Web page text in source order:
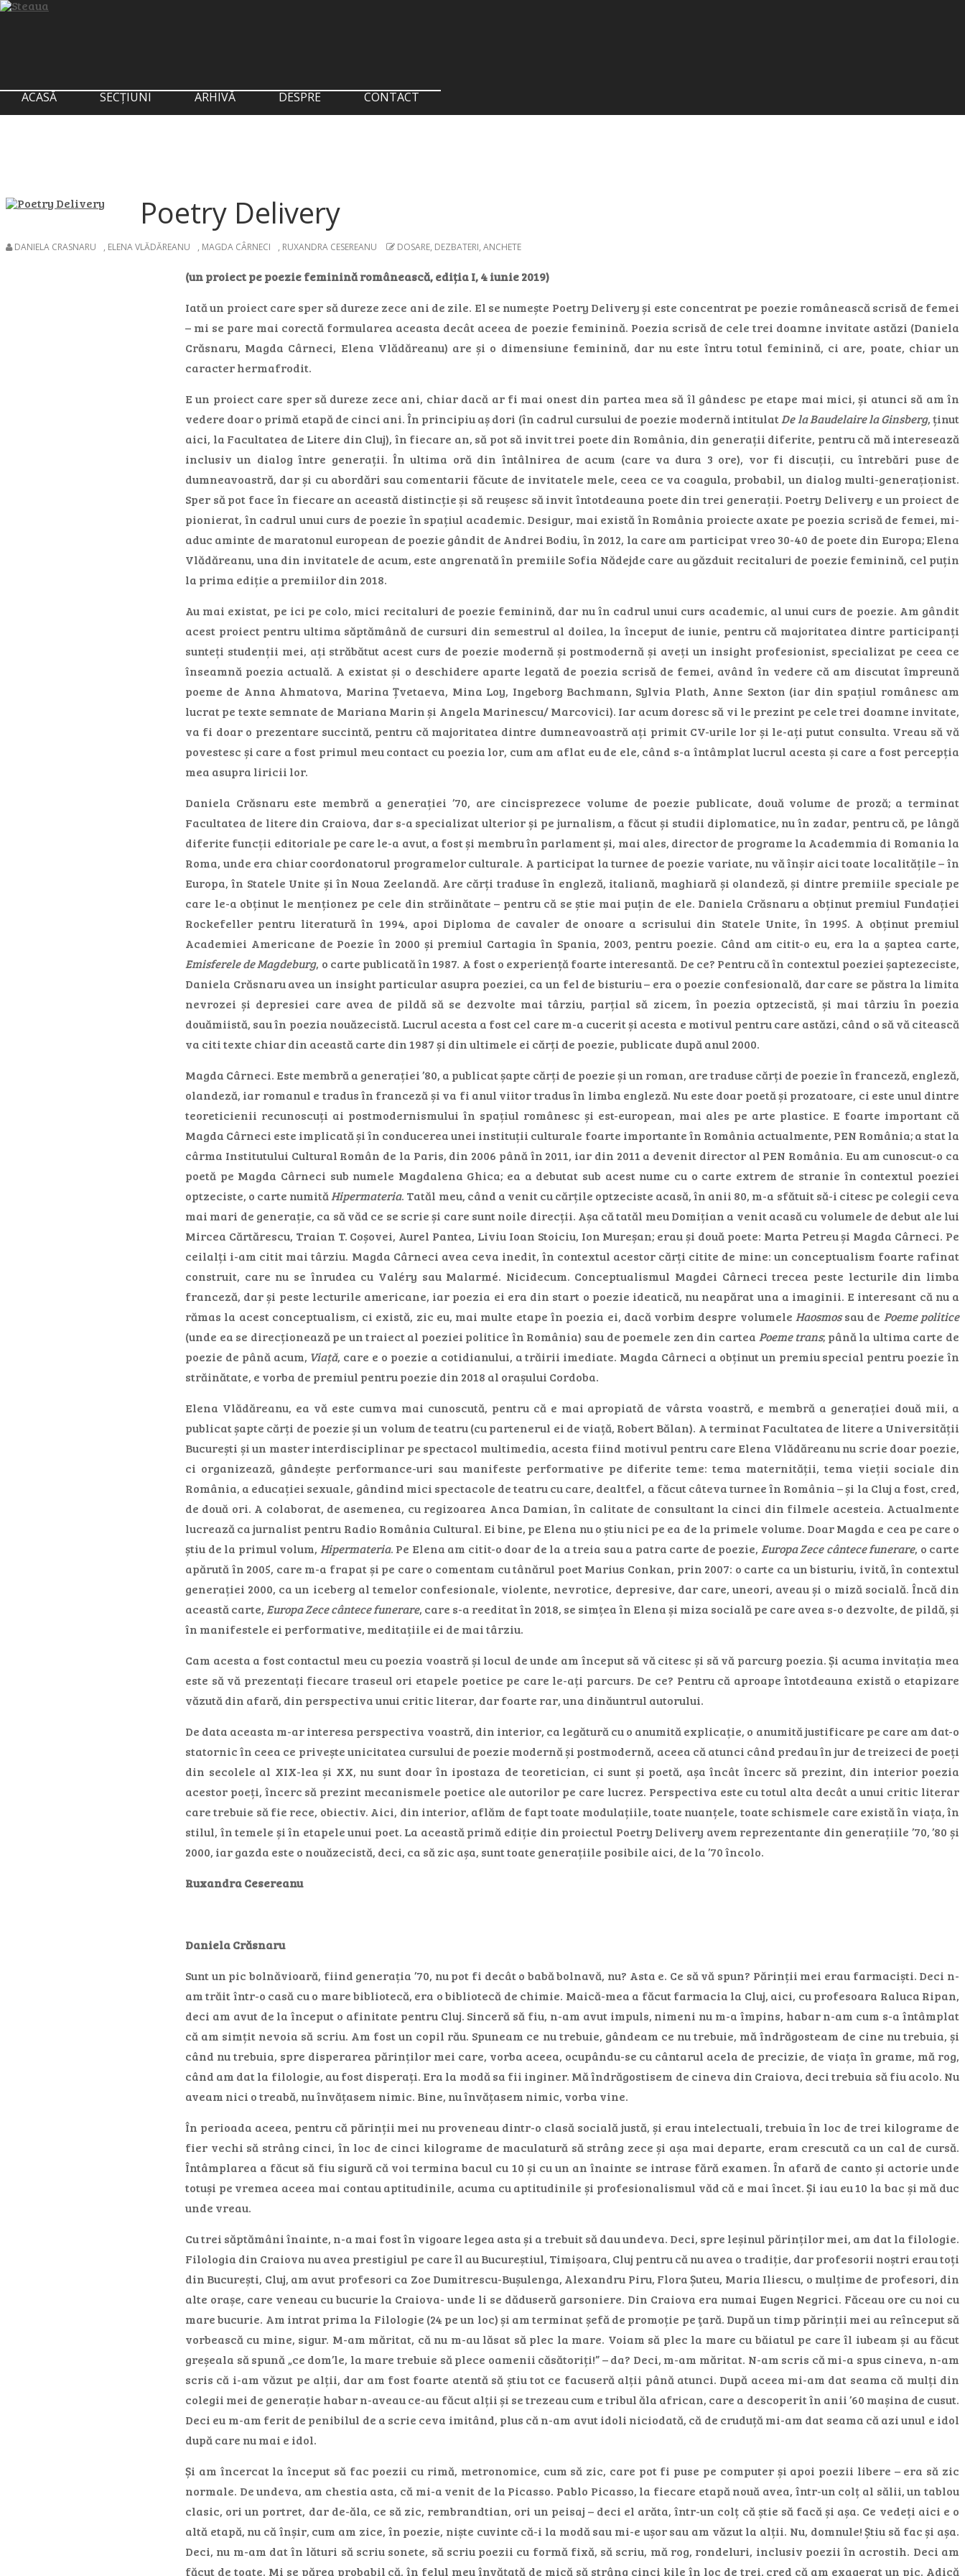
ACASĂ SECȚIUNI ARHIVĂ DESPRE CONTACT
Poetry Delivery
DANIELA CRASNARU , ELENA VLĂDĂREANU , MAGDA CÂRNECI , RUXANDRA CESEREANU DOSARE, DEZBATERI, ANCHETE
(un proiect pe poezie feminină românească, ediția I, 4 iunie 2019)
Iată un proiect care sper să dureze zece ani de zile. El se numește Poetry Delivery și este concentrat pe poezie românească scrisă de femei
– mi se pare mai corectă formularea aceasta decât aceea de poezie feminină. Poezia scrisă de cele trei doamne invitate astăzi (Daniela
Crăsnaru, Magda Cârneci, Elena Vlădăreanu) are și o dimensiune feminină, dar nu este întru totul feminină, ci are, poate, chiar un
caracter hermafrodit.
E un proiect care sper să dureze zece ani, chiar dacă ar fi mai onest din partea mea să îl gândesc pe etape mai mici, și atunci să am în
vedere doar o primă etapă de cinci ani. În principiu aș dori (în cadrul cursului de poezie modernă intitulatDe la Baudelaire la Ginsberg, ținut
aici, la Facultatea de Litere din Cluj), în fiecare an, să pot să invit trei poete din România, din generații diferite, pentru că mă interesează
inclusiv un dialog între generații. În ultima oră din întâlnirea de acum (care va dura 3 ore), vor fi discuții, cu întrebări puse de
dumneavoastră, dar și cu abordări sau comentarii făcute de invitatele mele, ceea ce va coagula, probabil, un dialog multi-generaționist.
Sper să pot face în fiecare an această distincție și să reușesc să invit întotdeauna poete din trei generații. Poetry Delivery e un proiect de
pionierat, în cadrul unui curs de poezie în spațiul academic. Desigur, mai există în România proiecte axate pe poezia scrisă de femei, mi-
aduc aminte de maratonul european de poezie gândit de Andrei Bodiu, în 2012, la care am participat vreo 30-40 de poete din Europa; Elena
Vlădăreanu, una din invitatele de acum, este angrenată în premiile Sofia Nădejde care au găzduit recitaluri de poezie feminină, cel puțin
la prima ediție a premiilor din 2018.
Au mai existat, pe ici pe colo, mici recitaluri de poezie feminină, dar nu în cadrul unui curs academic, al unui curs de poezie. Am gândit
acest proiect pentru ultima săptămână de cursuri din semestrul al doilea, la început de iunie, pentru că majoritatea dintre participanți
sunteți studenții mei, ați străbătut acest curs de poezie modernă și postmodernă și aveți un insight profesionist, specializat pe ceea ce
înseamnă poezia actuală. A existat și o deschidere aparte legată de poezia scrisă de femei, având în vedere că am discutat împreună
poeme de Anna Ahmatova, Marina Țvetaeva, Mina Loy, Ingeborg Bachmann, Sylvia Plath, Anne Sexton (iar din spațiul românesc am
lucrat pe texte semnate de Mariana Marin și Angela Marinescu/ Marcovici). Iar acum doresc să vi le prezint pe cele trei doamne invitate,
va fi doar o prezentare succintă, pentru că majoritatea dintre dumneavoastră ați primit CV-urile lor și le-ați putut consulta. Vreau să vă
povestesc și care a fost primul meu contact cu poezia lor, cum am aflat eu de ele, când s-a întâmplat lucrul acesta și care a fost percepția
mea asupra liricii lor.
Daniela Crăsnaru este membră a generației ’70, are cincisprezece volume de poezie publicate, două volume de proză; a terminat
Facultatea de litere din Craiova, dar s-a specializat ulterior și pe jurnalism, a făcut și studii diplomatice, nu în zadar, pentru că, pe lângă
diferite funcții editoriale pe care le-a avut, a fost și membru în parlament și, mai ales, director de programe la Academmia di Romania la
Roma, unde era chiar coordonatorul programelor culturale. A participat la turnee de poezie variate, nu vă înșir aici toate localitățile – în
Europa, în Statele Unite și în Noua Zeelandă. Are cărți traduse în engleză, italiană, maghiară și olandeză, și dintre premiile speciale pe
care le-a obținut le menționez pe cele din străinătate – pentru că se știe mai puțin de ele. Daniela Crăsnaru a obținut premiul Fundației
Rockefeller pentru literatură în 1994, apoi Diploma de cavaler de onoare a scrisului din Statele Unite, în 1995. A obținut premiul
Academiei Americane de Poezie în 2000 și premiul Cartagia în Spania, 2003, pentru poezie. Când am citit-o eu, era la a șaptea carte,
Emisferele de Magdeburg, o carte publicată în 1987. A fost o experiență foarte interesantă. De ce? Pentru că în contextul poeziei șaptezeciste,
Daniela Crăsnaru avea un insight particular asupra poeziei, ca un fel de bisturiu – era o poezie confesională, dar care se păstra la limita
nevrozei și depresiei care avea de pildă să se dezvolte mai târziu, parțial să zicem, în poezia optzecistă, și mai târziu în poezia
douămiistă, sau în poezia nouăzecistă. Lucrul acesta a fost cel care m-a cucerit și acesta e motivul pentru care astăzi, când o să vă citească
va citi texte chiar din această carte din 1987 și din ultimele ei cărți de poezie, publicate după anul 2000.
Magda Cârneci. Este membră a generației ’80, a publicat șapte cărți de poezie și un roman, are traduse cărți de poezie în franceză, engleză,
olandeză, iar romanul e tradus în franceză și va fi anul viitor tradus în limba engleză. Nu este doar poetă și prozatoare, ci este unul dintre
teoreticienii recunoscuți ai postmodernismului în spațiul românesc și est-european, mai ales pe arte plastice. E foarte important că
Magda Cârneci este implicată și în conducerea unei instituții culturale foarte importante în România actualmente, PEN România; a stat la
cârma Institutului Cultural Român de la Paris, din 2006 până în 2011, iar din 2011 a devenit director al PEN România. Eu am cunoscut-o ca
poetă pe Magda Cârneci sub numele Magdalena Ghica; ea a debutat sub acest nume cu o carte extrem de stranie în contextul poeziei
optzeciste, o carte numităHipermateria. Tatăl meu, când a venit cu cărțile optzeciste acasă, în anii 80, m-a sfătuit să-i citesc pe colegii ceva
mai mari de generație, ca să văd ce se scrie și care sunt noile direcții. Așa că tatăl meu Domițian a venit acasă cu volumele de debut ale lui
Mircea Cărtărescu, Traian T. Coșovei, Aurel Pantea, Liviu Ioan Stoiciu, Ion Mureșan; erau și două poete: Marta Petreu și Magda Cârneci. Pe
ceilalți i-am citit mai târziu. Magda Cârneci avea ceva inedit, în contextul acestor cărți citite de mine: un conceptualism foarte rafinat
construit, care nu se înrudea cu Valéry sau Malarmé. Nicidecum. Conceptualismul Magdei Cârneci trecea peste lecturile din limba
franceză, dar și peste lecturile americane, iar poezia ei era din start o poezie ideatică, nu neapărat una a imaginii. E interesant că nu a
rămas la acest conceptualism, ci există, zic eu, mai multe etape în poezia ei, dacă vorbim despre volumele Haosmossau de Poeme politice
(unde ea se direcționează pe un traiect al poeziei politice în România) sau de poemele zen din cartea Poeme trans; până la ultima carte de
poezie de până acum, Viață, care e o poezie a cotidianului, a trăirii imediate. Magda Cârneci a obținut un premiu special pentru poezie în
străinătate, e vorba de premiul pentru poezie din 2018 al orașului Cordoba.
Elena Vlădăreanu, ea vă este cumva mai cunoscută, pentru că e mai apropiată de vârsta voastră, e membră a generației două mii, a
publicat șapte cărți de poezie și un volum de teatru (cu partenerul ei de viață, Robert Bălan). A terminat Facultatea de litere a Universității
București și un master interdisciplinar pe spectacol multimedia, acesta fiind motivul pentru care Elena Vlădăreanu nu scrie doar poezie,
ci organizează, gândește performance-uri sau manifeste performative pe diferite teme: tema maternității, tema vieții sociale din
România, a educației sexuale, gândind mici spectacole de teatru cu care, dealtfel, a făcut câteva turnee în România – și la Cluj a fost, cred,
de două ori. A colaborat, de asemenea, cu regizoarea Anca Damian, în calitate de consultant la cinci din filmele acesteia. Actualmente
lucrează ca jurnalist pentru Radio România Cultural. Ei bine, pe Elena nu o știu nici pe ea de la primele volume. Doar Magda e cea pe care o
știu de la primul volum, Hipermateria. Pe Elena am citit-o doar de la a treia sau a patra carte de poezie, Europa Zece cântece funerare, o carte
apărută în 2005, care m-a frapat și pe care o comentam cu tânărul poet Marius Conkan, prin 2007: o carte ca un bisturiu, ivită, în contextul
generației 2000, ca un iceberg al temelor confesionale, violente, nevrotice, depresive, dar care, uneori, aveau și o miză socială. Încă din
această carte, Europa Zece cântece funerare, care s-a reeditat în 2018, se simțea în Elena și miza socială pe care avea s-o dezvolte, de pildă, și
în manifestele ei performative, meditațiile ei de mai târziu.
Cam acesta a fost contactul meu cu poezia voastră și locul de unde am început să vă citesc și să vă parcurg poezia. Și acuma invitația mea
este să vă prezentați fiecare traseul ori etapele poetice pe care le-ați parcurs. De ce? Pentru că aproape întotdeauna există o etapizare
văzută din afară, din perspectiva unui critic literar, dar foarte rar, una dinăuntrul autorului.
De data aceasta m-ar interesa perspectiva voastră, din interior, ca legătură cu o anumită explicație, o anumită justificare pe care am dat-o
statornic în ceea ce privește unicitatea cursului de poezie modernă și postmodernă, aceea că atunci când predau în jur de treizeci de poeți
din secolele al XIX-lea și XX, nu sunt doar în ipostaza de teoretician, ci sunt și poetă, așa încât încerc să prezint, din interior poezia
acestor poeți, încerc să prezint mecanismele poetice ale autorilor pe care lucrez. Perspectiva este cu totul alta decât a unui critic literar
care trebuie să fie rece, obiectiv. Aici, din interior, aflăm de fapt toate modulațiile, toate nuanțele, toate schismele care există în viața, în
stilul, în temele și în etapele unui poet. La această primă ediție din proiectul Poetry Delivery avem reprezentante din generațiile ’70, ’80 și
2000, iar gazda este o nouăzecistă, deci, ca să zic așa, sunt toate generațiile posibile aici, de la ’70 încolo.
Ruxandra Cesereanu
Daniela Crăsnaru
Sunt un pic bolnăvioară, fiind generația ’70, nu pot fi decât o babă bolnavă, nu? Asta e. Ce să vă spun? Părinții mei erau farmaciști. Deci n-
am trăit într-o casă cu o mare bibliotecă, era o bibliotecă de chimie. Maică-mea a făcut farmacia la Cluj, aici, cu profesoara Raluca Ripan,
deci am avut de la început o afinitate pentru Cluj. Sinceră să fiu, n-am avut impuls, nimeni nu m-a împins, habar n-am cum s-a întâmplat
că am simțit nevoia să scriu. Am fost un copil rău. Spuneam ce nu trebuie, gândeam ce nu trebuie, mă îndrăgosteam de cine nu trebuia, și
când nu trebuia, spre disperarea părinților mei care, vorba aceea, ocupându-se cu cântarul acela de precizie, de viața în grame, mă rog,
când am dat la filologie, au fost disperați. Era la modă sa fii inginer. Mă îndrăgostisem de cineva din Craiova, deci trebuia să fiu acolo. Nu
aveam nici o treabă, nu învățasem nimic. Bine, nu învățasem nimic, vorba vine.
În perioada aceea, pentru că părinții mei nu proveneau dintr-o clasă socială justă, și erau intelectuali, trebuia în loc de trei kilograme de
fier vechi să strâng cinci, în loc de cinci kilograme de maculatură să strâng zece și așa mai departe, eram crescută ca un cal de cursă.
Întâmplarea a făcut să fiu sigură că voi termina bacul cu 10 și cu un an înainte se intrase fără examen. În afară de canto și actorie unde
totuși pe vremea aceea mai contau aptitudinile, acuma cu aptitudinile și profesionalismul văd că e mai încet. Și iau eu 10 la bac și mă duc
unde vreau.
Cu trei săptămâni înainte, n-a mai fost în vigoare legea asta și a trebuit să dau undeva. Deci, spre leșinul părinților mei, am dat la filologie.
Filologia din Craiova nu avea prestigiul pe care îl au Bucureștiul, Timișoara, Cluj pentru că nu avea o tradiție, dar profesorii noștri erau toți
din București, Cluj, am avut profesori ca Zoe Dumitrescu-Bușulenga, Alexandru Piru, Flora Șuteu, Maria Iliescu, o mulțime de profesori, din
alte orașe, care veneau cu bucurie la Craiova- unde li se dăduseră garsoniere. Din Craiova era numai Eugen Negrici. Făceau ore cu noi cu
mare bucurie. Am intrat prima la Filologie (24 pe un loc) și am terminat șefă de promoție pe ţară. După un timp părinții mei au reînceput să
vorbească cu mine, sigur. M-am măritat, că nu m-au lăsat să plec la mare. Voiam să plec la mare cu băiatul pe care îl iubeam și au făcut
greșeala să spună „ce dom’le, la mare trebuie să plece oamenii căsătoriți!” – da? Deci, m-am măritat. N-am scris că mi-a spus cineva, n-am
scris că i-am văzut pe alții, dar am fost foarte atentă să știu tot ce facuseră alții până atunci. După aceea mi-am dat seama că mulți din
colegii mei de generație habar n-aveau ce-au făcut alții și se trezeau cum e tribul ăla african, care a descoperit în anii ’60 mașina de cusut.
Deci eu m-am ferit de penibilul de a scrie ceva imitând, plus că n-am avut idoli niciodată, că de cruduță mi-am dat seama că azi unul e idol
după care nu mai e idol.
Și am încercat la început să fac poezii cu rimă, metronomice, cum să zic, care pot fi puse pe computer și apoi poezii libere – era să zic
normale. De undeva, am chestia asta, că mi-a venit de la Picasso. Pablo Picasso, la fiecare etapă nouă avea, într-un colț al sălii, un tablou
clasic, ori un portret, dar de-ăla, ce să zic, rembrandtian, ori un peisaj – deci el arăta, într-un colț că știe să facă și așa. Ce vedeți aici e o
altă etapă, nu că înșir, cum am zice, în poezie, niște cuvinte că-i la modă sau mi-e ușor sau am văzut la alții. Nu, domnule! Știu să fac și așa.
Deci, nu m-am dat în lături să scriu sonete, să scriu poezii cu formă fixă, să scriu, mă rog, rondeluri, inclusiv poezii în acrostih. Deci am
făcut de toate. Mi se părea probabil că, în felul meu învățată de mică să strâng cinci kile în loc de trei, cred că am exagerat un pic. Adică